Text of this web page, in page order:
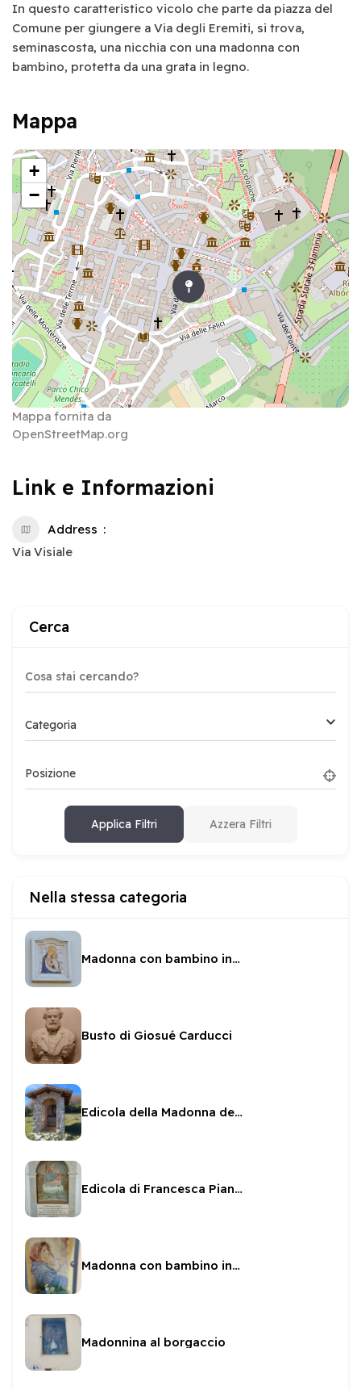
In questo caratteristico vicolo che parte da piazza del
Comune per giungere a Via degli Eremiti, si trova,
seminascosta, una nicchia con una madonna con
bambino, protetta da una grata in legno.
Mappa
+
−
Mappa fornita da
OpenStreetMap.org
Link e Informazioni
Address
Via Visiale
Cerca
Categoria
Posizione
Applica Filtri Azzera Filtri
Nella stessa categoria
Madonna con bambino in Via Roncetti
Busto di Giosué Carducci
Edicola della Madonna della Quercia
Edicola di Francesca Pianciani
Madonna con bambino in Via Gherardi
Madonnina al borgaccio